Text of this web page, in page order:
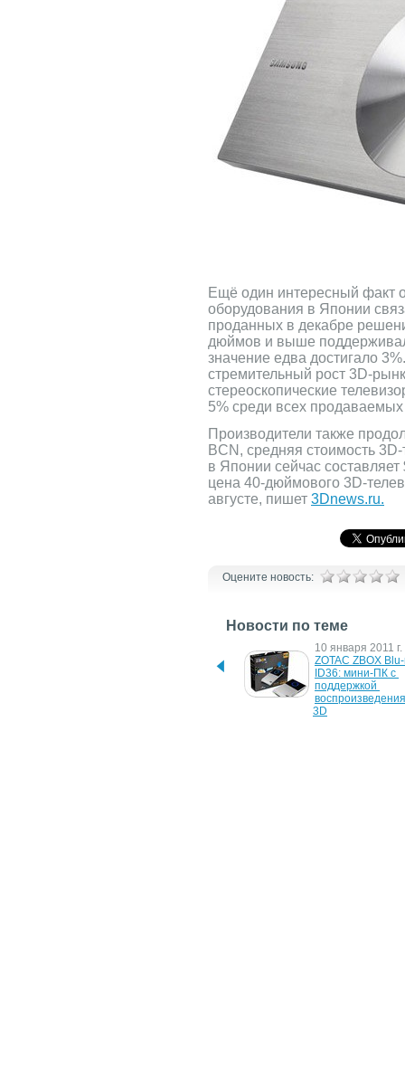
Ещё один интересный факт
оборудования в Японии
проданных в декабре
дюймов и выше
значение едва достигало
стремительный рост 3D-
стереоскопические
5% среди всех
Производители также
BCN, средняя стоимость
в Японии сейчас
цена 40-дюймового 3D-
августе, пишет 3Dnews.ru.
Оцените новость:
Новости по теме
кинодиски Blu-ray 3D Disc
10 января 2011 г.
ZOTAC ZBOX
ID36: мини-ПК с
поддержкой
3D